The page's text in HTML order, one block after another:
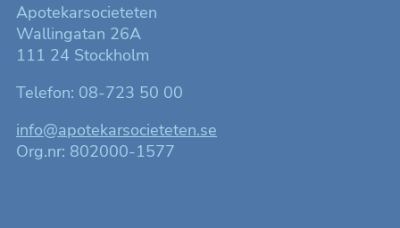
Apotekarsocieteten
Wallingatan 26A
111 24 Stockholm
Telefon: 08-723 50 00
info@apotekarsocieteten.se
Org.nr: 802000-1577